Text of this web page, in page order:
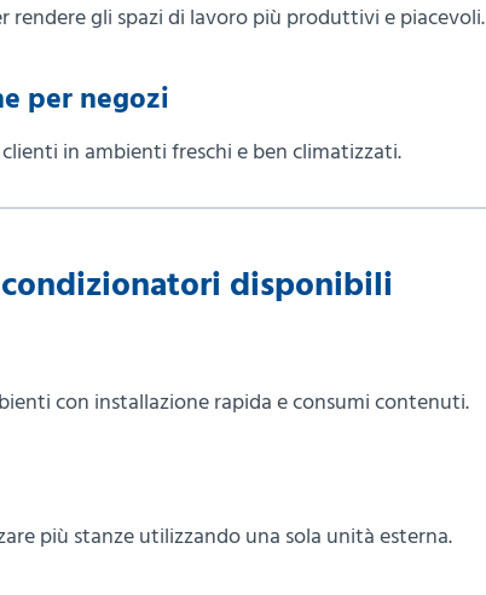
rendere gli spazi di lavoro più produttivi e piacevoli.
per negozi
in ambienti freschi e ben climatizzati.
disponibili
con installazione rapida e consumi contenuti.
più stanze utilizzando una sola unità esterna.